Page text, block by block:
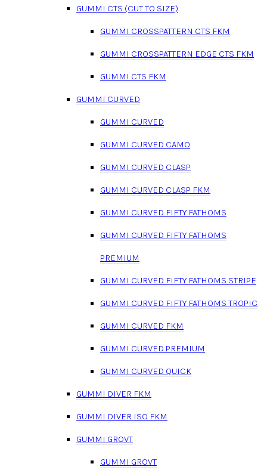
GUMMI CTS (CUT TO SIZE)
GUMMI CROSSPATTERN CTS FKM
GUMMI CROSSPATTERN EDGE CTS FKM
GUMMI CTS FKM
GUMMI CURVED
GUMMI CURVED
GUMMI CURVED CAMO
GUMMI CURVED CLASP
GUMMI CURVED CLASP FKM
GUMMI CURVED FIFTY FATHOMS
GUMMI CURVED FIFTY FATHOMS
PREMIUM
GUMMI CURVED FIFTY FATHOMS STRIPE
GUMMI CURVED FIFTY FATHOMS TROPIC
GUMMI CURVED FKM
GUMMI CURVED PREMIUM
GUMMI CURVED QUICK
GUMMI DIVER FKM
GUMMI DIVER ISO FKM
GUMMI GROVT
GUMMI GROVT